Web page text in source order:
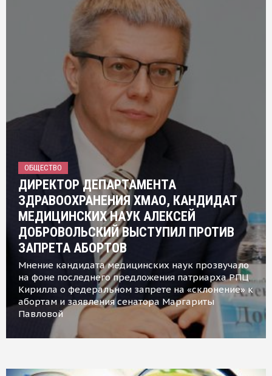
ОБЩЕСТВО
ДИРЕКТОР ДЕПАРТАМЕНТА
ЗДРАВООХРАНЕНИЯ ХМАО, КАНДИДАТ
МЕДИЦИНСКИХ НАУК АЛЕКСЕЙ
ДОБРОВОЛЬСКИЙ ВЫСТУПИЛ ПРОТИВ
ЗАПРЕТА АБОРТОВ
Мнение кандидата медицинских наук прозвучало
на фоне последнего предложения патриарха РПЦ
Кирилла о федеральном запрете на «склонение» к
абортам и заявления сенатора Маргариты
Павловой